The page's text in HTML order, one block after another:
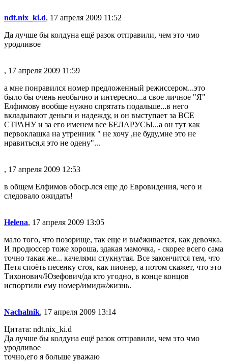
ndt.nix_ki.d, 17 апреля 2009 11:52
Да лучше бы колдуна ещё разок отправили, чем это чмо
уродливое
, 17 апреля 2009 11:59
а мне понравился номер предложенный режиссером...это
было бы очень необычно и интересно...а свое личное "Я"
Елфимову вообще нужно спрятать подальше...в него
вкладывают деньги и надежду, и он выступает за ВСЕ
СТРАНУ и за его именем все БЕЛАРУСЫ...а он тут как
первоклашка на утренник " не хочу ,не буду,мне это не
нравиться,я это не одену"...
, 17 апреля 2009 12:53
в общем Елфимов обоср.лся еще до Евровидения, чего и
следовало ожидать!
Helena, 17 апреля 2009 13:05
мало того, что позорище, так еще и выёживается, как девочка.
И продюссер тоже хороша, эдакая мамочка, - скорее всего сама
точно такая же... качелями стукнутая. Все закончится тем, что
Петя споёть песенку стоя, как пионер, а потом скажет, что это
Тихонович/Юзефович/да кто угодно, в конце концов
испортили ему номер/имидж/жизнь.
Nachalnik, 17 апреля 2009 13:14
Цитата: ndt.nix_ki.d
Да лучше бы колдуна ещё разок отправили, чем это чмо
уродливое
точно,его я больше уважаю